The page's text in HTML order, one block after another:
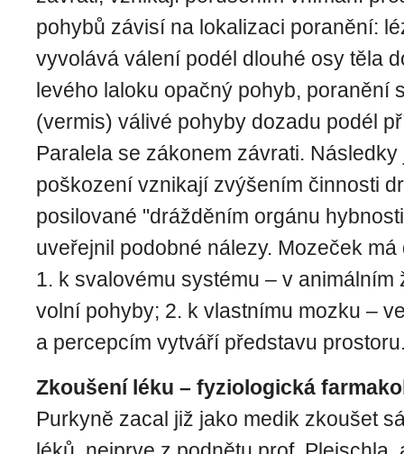
pohybů závisí na lokalizaci poranění:
vyvolává válení podél dlouhé osy těla
levého laloku opačný pohyb, poranění
(vermis) válivé pohyby dozadu podél
Paralela se zákonem závrati.
poškození vznikají zvýšením činnosti
posilované "drážděním orgánu
uveřejnil podobné nálezy. Mozeček má
1. k svalovému systému – v animálním
volní pohyby; 2. k vlastnímu mozku –
a percepcím vytváří představu
Zkoušení léku – fyziologická
Purkyně zacal již jako medik zkoušet